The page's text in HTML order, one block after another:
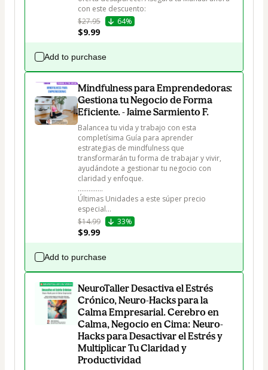
con este descuento:
$27.95
64%
$9.99
Add to purchase
Mindfulness para Emprendedoras:
Gestiona tu Negocio de Forma
Eficiente. - Jaime Sarmiento F.
Balancea tu vida y trabajo con esta
completísima Guía para aprender
estrategias de mindfulness que
transformarán tu forma de trabajar y vivir,
ayudándote a gestionar tu negocio con
claridad y enfoque.
..............
Últimas Unidades a este súper precio
especial...
$14.99
33%
$9.99
Add to purchase
NeuroTaller Desactiva el Estrés
Crónico, Neuro-Hacks para la
Calma Empresarial. Cerebro en
Calma, Negocio en Cima: Neuro-
Hacks para Desactivar el Estrés y
Multiplicar Tu Claridad y
Productividad